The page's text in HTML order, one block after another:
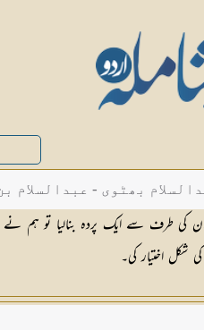
بھٹوی - عبدالسلام
کی طرف سے ایک پردہ بنالیا تو ہم
شکل اختیار کی۔